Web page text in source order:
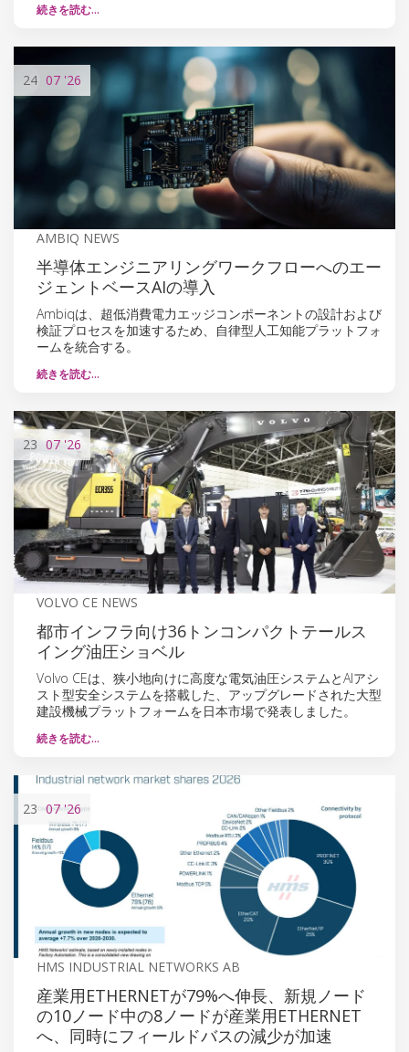
続きを読む…
24 07 '26
AMBIQ NEWS
半導体エンジニアリングワークフローへのエー
ジェントベースAIの導入
Ambiqは、超低消費電力エッジコンポーネントの設計および
検証プロセスを加速するため、自律型人工知能プラットフォ
ームを統合する。
続きを読む…
23 07 '26
VOLVO CE NEWS
都市インフラ向け36トンコンパクトテールス
イング油圧ショベル
Volvo CEは、狭小地向けに高度な電気油圧システムとAIアシ
スト型安全システムを搭載した、アップグレードされた大型
建設機械プラットフォームを日本市場で発表しました。
続きを読む…
23 07'26
HMS INDUSTRIAL NETWORKS AB
産業用ETHERNETが79%へ伸長、新規ノード
の10ノード中の8ノードが産業用ETHERNET
へ、同時にフィールドバスの減少が加速